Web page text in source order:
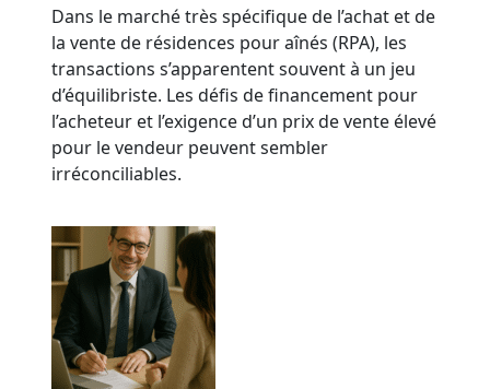
Dans le marché très spécifique de l’achat et de
la vente de résidences pour aînés (RPA), les
transactions s’apparentent souvent à un jeu
d’équilibriste. Les défis de financement pour
l’acheteur et l’exigence d’un prix de vente élevé
pour le vendeur peuvent sembler
irréconciliables.